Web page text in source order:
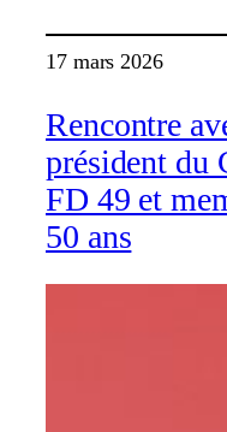
17 mars 2026
Rencontre
président du
FD 49 et
50 ans